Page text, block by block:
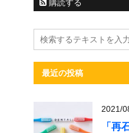
購読する
最近の投稿
2021/
「再